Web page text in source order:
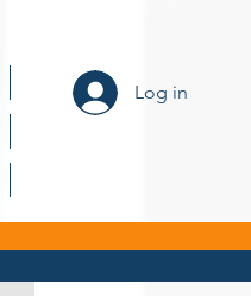
Log in